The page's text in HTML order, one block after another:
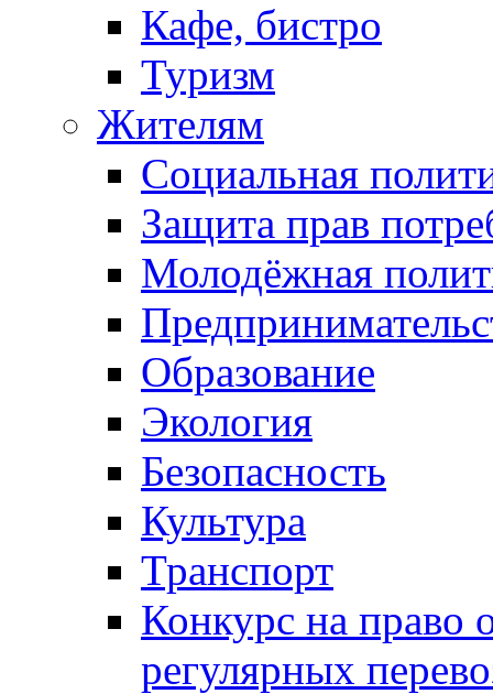
Кафе, бистро
Туризм
Жителям
Социальная
Защита прав
Молодёжная
Образование
Экология
Безопасность
Культура
Транспорт
Конкурс на право
регулярных